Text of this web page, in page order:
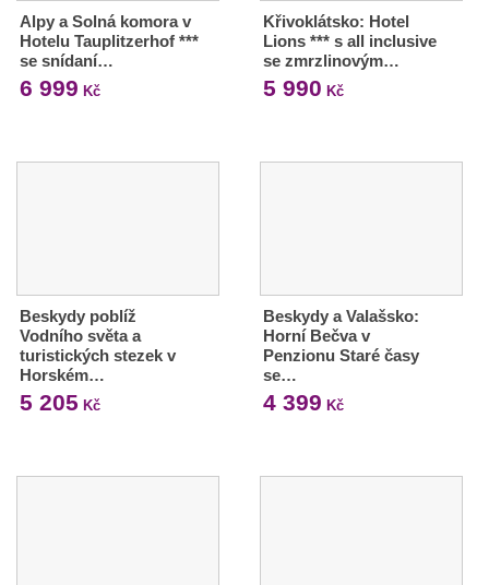
Alpy a Solná komora v
Hotelu Tauplitzerhof ***
se snídaní…
6 999 Kč
Křivoklátsko: Hotel
Lions *** s all inclusive
se zmrzlinovým…
5 990 Kč
Beskydy poblíž
Vodního světa a
turistických stezek v
Horském…
5 205 Kč
Beskydy a Valašsko:
Horní Bečva v
Penzionu Staré časy
se…
4 399 Kč